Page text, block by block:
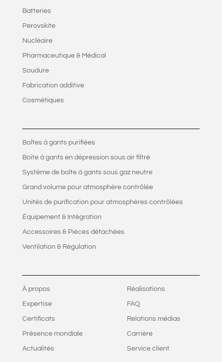
Batteries
Perovskite
Nucléaire
Pharmaceutique & Médical
Soudure
Fabrication additive
Cosmétiques
Boîtes à gants purifiées
Boite à gants en dépression sous air filtré
Système de boîte à gants sous gaz neutre
Grand volume pour atmosphère contrôlée
Unités de purification pour atmosphères contrôlées
Équipement & Intégration
Accessoires & Pièces détachées
Ventilation & Régulation
À propos
Expertise
Certificats
Présence mondiale
Actualités
Réalisations
FAQ
Relations médias
Carrière
Service client